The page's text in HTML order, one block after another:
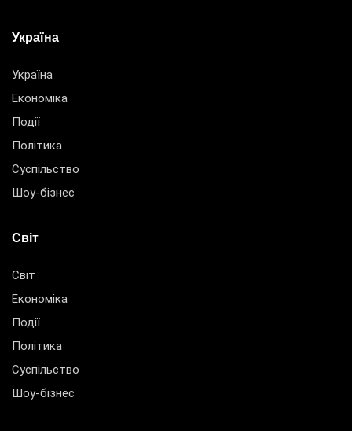
Україна
Україна
Економіка
Події
Політика
Суспільство
Шоу-бізнес
Світ
Світ
Економіка
Події
Політика
Суспільство
Шоу-бізнес